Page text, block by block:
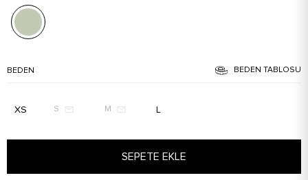
BEDEN BEDEN TABLOSU
XS S M L
SEPETE EKLE